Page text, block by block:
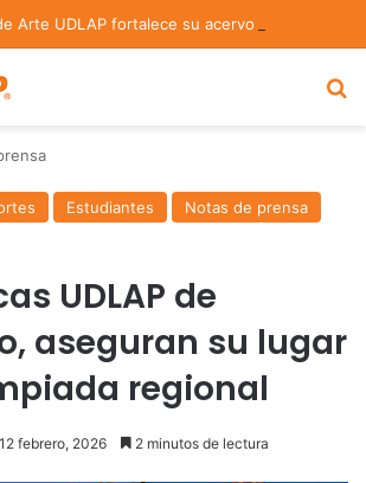
Estudiantes
Notas de prensa
UDLAP de
aseguran su lugar
regional
12 febrero, 2026 2 minutos de lectura